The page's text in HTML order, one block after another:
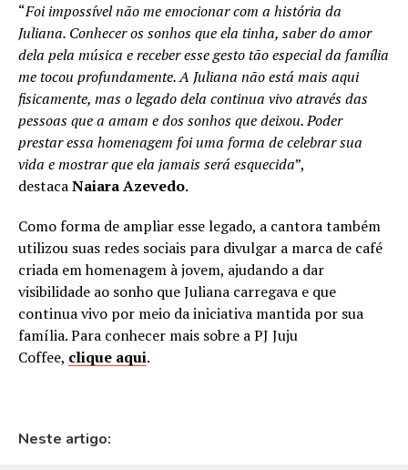
“Foi impossível não me emocionar com a história da
Juliana. Conhecer os sonhos que ela tinha, saber do amor
dela pela música e receber esse gesto tão especial da família
me tocou profundamente. A Juliana não está mais aqui
fisicamente, mas o legado dela continua vivo através das
pessoas que a amam e dos sonhos que deixou. Poder
prestar essa homenagem foi uma forma de celebrar sua
vida e mostrar que ela jamais será esquecida”,
destacaNaiara Azevedo.
Como forma de ampliar esse legado, a cantora também
utilizou suas redes sociais para divulgar a marca de café
criada em homenagem à jovem, ajudando a dar
visibilidade ao sonho que Juliana carregava e que
continua vivo por meio da iniciativa mantida por sua
família. Para conhecer mais sobre a PJ Juju
Coffee, clique aqui.
Neste artigo: